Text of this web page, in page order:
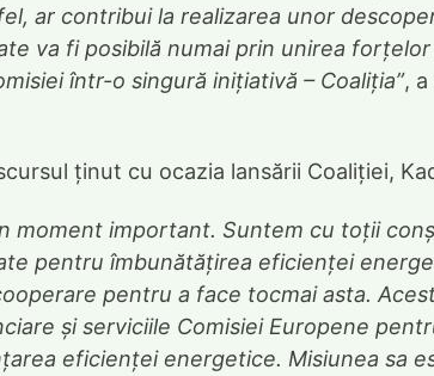
ar contribui la realizarea unor
va fi posibilă numai prin unirea
într-o singură inițiativă – Coaliția”,
ținut cu ocazia lansării Coaliției,
moment important. Suntem cu toții
pentru îmbunătățirea eficienței
pentru a face tocmai asta.
și serviciile Comisiei Europene
eficienței energetice. Misiunea sa